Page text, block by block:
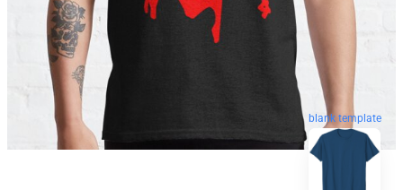
blank template